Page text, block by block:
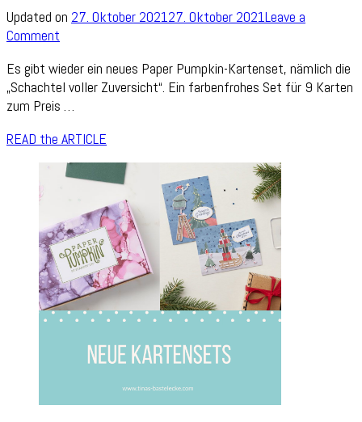
Updated on 27. Oktober 202127. Oktober 2021Leave a
Comment
voller
Zuversicht“
Es gibt wieder ein neues Paper Pumpkin-Kartenset, nämlich die
„Schachtel voller Zuversicht“. Ein farbenfrohes Set für 9 Karten
zum Preis …
READ the ARTICLE